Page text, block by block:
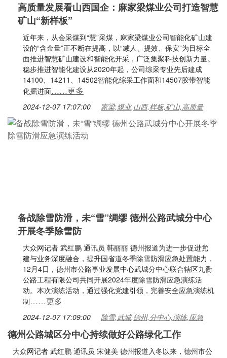
高质量发展看山西国企：麻家梁煤业公司打造智慧
矿山“新样板”
近年来，从会采煤到“慧”采煤，麻家梁煤业公司智能化矿山建
设的“含金量”正不断在提高，以“减人、提效、保安”为目标全
面推进智慧矿山建设和智能化开采，广泛集聚科技创新力量。
稳步推进智能化建设从2020年起，公司综采专业先后建成
14100、14211、14502智能化综采工作面和14507胶带智能
化掘进面……更多
2024-12-07 17:07:00 家梁,煤业,山西,样板,矿山,高质量
备战除雪防滑，未“雪”绸缪 德州公路武城分中心
开展冬季除雪防
大众网记者 武红鹏 通讯员 韩丽丽 德州报道为进一步促进党
建与业务深度融合，提升国省道冬季除雪防滑应急处置能力，
12月4日，德州市公路事业发展中心武城分中心联合辖区九衢
公路工程有限公司共同开展2024年度除雪防滑应急演练活
动。本次演练活动，通过强化党建引领，完善安全应急演练机
制……更多
2024-12-07 17:09:00 除雪,武城,德州,分中心,演练,应急
德州公路城区分中心持续做好公路绿化工作
大众网记者 武红鹏 通讯员 宋健美 德州报道入冬以来，德州市公